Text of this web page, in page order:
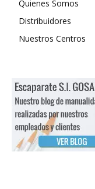
Quienes Somos
Distribuidores
Nuestros Centros